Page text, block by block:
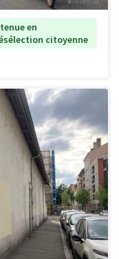
en
citoyenne